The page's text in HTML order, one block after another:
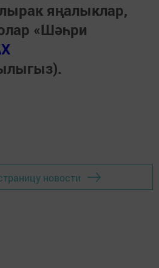
яңалыклар,
«Шәһри
новости